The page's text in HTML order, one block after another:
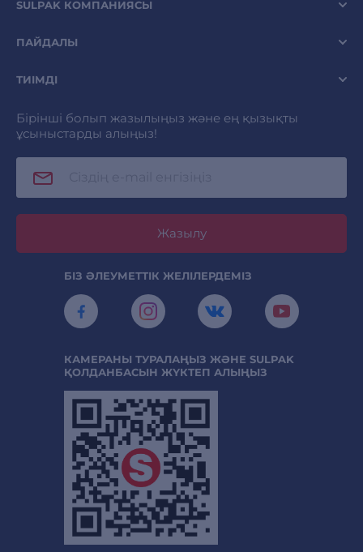
SULPAK КОМПАНИЯСЫ
ПАЙДАЛЫ
ТИІМДІ
Бірінші болып жазылыңыз және ең қызықты
ұсыныстарды алыңыз!
Жазылу
БІЗ ӘЛЕУМЕТТІК ЖЕЛІЛЕРДЕМІЗ
КАМЕРАНЫ ТУРАЛАҢЫЗ ЖӘНЕ SULPAK
ҚОЛДАНБАСЫН ЖҮКТЕП АЛЫҢЫЗ